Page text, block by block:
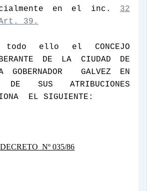
en el inc. 32
39.
todo ello el CONCEJO
DE
LA CIUDAD DE
GOBERNADOR
GALVEZ EN
DE SUS ATRIBUCIONES
EL SIGUIENTE:
DECRETO Nº 035/86